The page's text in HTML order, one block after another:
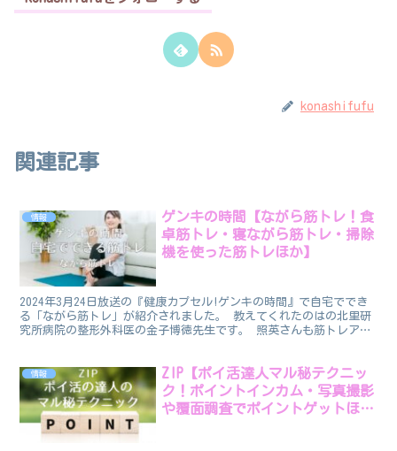
konashifufu
関連記事
情報
ゲンキの時間【ながら筋トレ！食
卓筋トレ・寝ながら筋トレ・掃除
機を使った筋トレほか】
2024年3月24日放送の『健康カプセル!ゲンキの時間』で自宅ででき
る「ながら筋トレ」が紹介されました。 教えてくれたのはの北里研
究所病院の整形外科医の金子博徳先生です。 照英さんも筋トレアシ
情報
ZIP【ポイ活達人マル秘テクニッ
ク！ポイントインカム・写真撮影
や覆面調査でポイントゲットほ